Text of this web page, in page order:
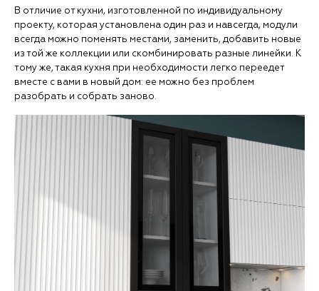
В отличие от кухни, изготовленной по индивидуальному
проекту, которая установлена один раз и навсегда, модули
всегда можно поменять местами, заменить, добавить новые
из той же коллекции или скомбинировать разные линейки. К
тому же, такая кухня при необходимости легко переедет
вместе с вами в новый дом: ее можно без проблем
разобрать и собрать заново.